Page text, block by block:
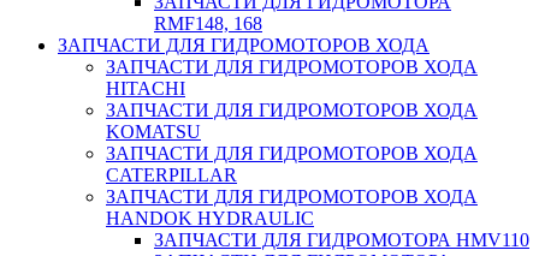
RMF148, 168
ЗАПЧАСТИ ДЛЯ ГИДРОМОТОРОВ ХОДА
ЗАПЧАСТИ ДЛЯ ГИДРОМОТОРОВ ХОДА
HITACHI
ЗАПЧАСТИ ДЛЯ ГИДРОМОТОРОВ ХОДА
KOMATSU
ЗАПЧАСТИ ДЛЯ ГИДРОМОТОРОВ ХОДА
CATERPILLAR
ЗАПЧАСТИ ДЛЯ ГИДРОМОТОРОВ ХОДА
HANDOK HYDRAULIC
ЗАПЧАСТИ ДЛЯ ГИДРОМОТОРА HMV110